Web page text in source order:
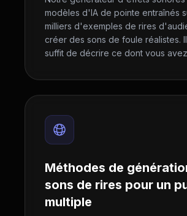
modèles d'IA de pointe entraînés
milliers d'exemples de rires
créer des sons de foule réalistes.
suffit de décrire ce dont vous
Méthodes de
sons de rires pour un
multiple